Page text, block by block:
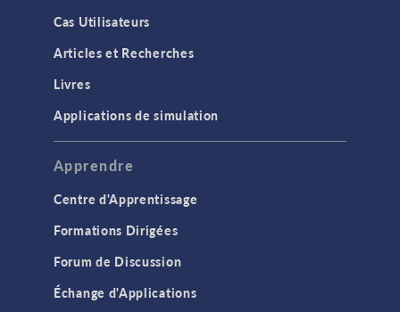
Cas Utilisateurs
Articles et Recherches
Livres
Applications de simulation
Apprendre
Centre d'Apprentissage
Formations Dirigées
Forum de Discussion
Échange d'Applications